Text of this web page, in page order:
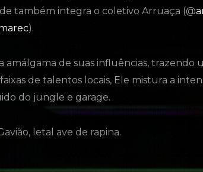
também integra o coletivo Arruaça (@
).
amálgama de suas influências, trazendo
de talentos locais, Ele mistura a
do jungle e garage.
letal ave de rapina.